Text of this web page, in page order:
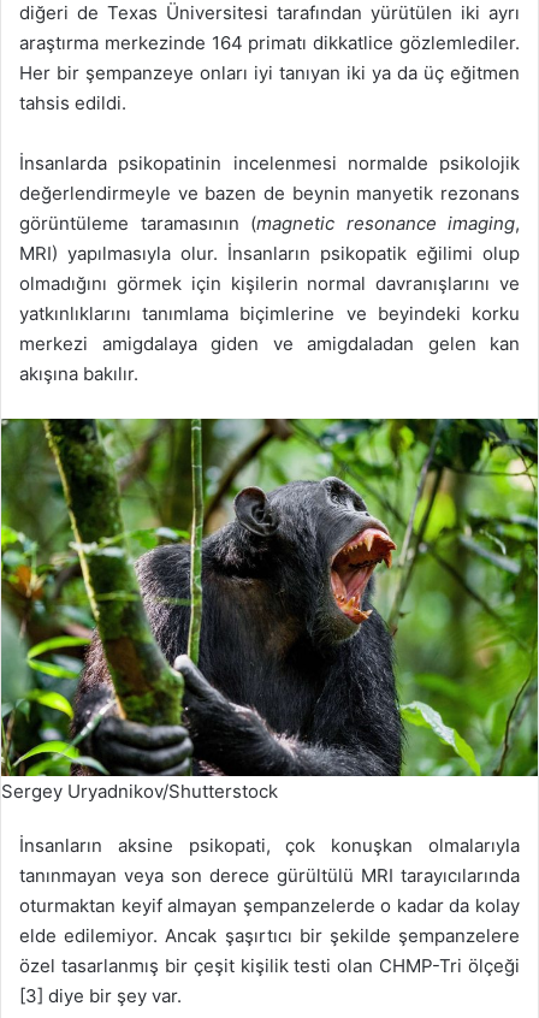
diğeri de Texas Üniversitesi tarafından yürütülen iki ayrı
araştırma merkezinde 164 primatı dikkatlice gözlemlediler.
Her bir şempanzeye onları iyi tanıyan iki ya da üç eğitmen
tahsis edildi.
İnsanlarda psikopatinin incelenmesi normalde psikolojik
değerlendirmeyle ve bazen de beynin manyetik rezonans
görüntüleme taramasının (magnetic resonance imaging,
MRI) yapılmasıyla olur. İnsanların psikopatik eğilimi olup
olmadığını görmek için kişilerin normal davranışlarını ve
yatkınlıklarını tanımlama biçimlerine ve beyindeki korku
merkezi amigdalaya giden ve amigdaladan gelen kan
akışına bakılır.
Sergey Uryadnikov/Shutterstock
İnsanların aksine psikopati, çok konuşkan olmalarıyla
tanınmayan veya son derece gürültülü MRI tarayıcılarında
oturmaktan keyif almayan şempanzelerde o kadar da kolay
elde edilemiyor. Ancak şaşırtıcı bir şekilde şempanzelere
özel tasarlanmış bir çeşit kişilik testi olan CHMP-Tri ölçeği
[3] diye bir şey var.